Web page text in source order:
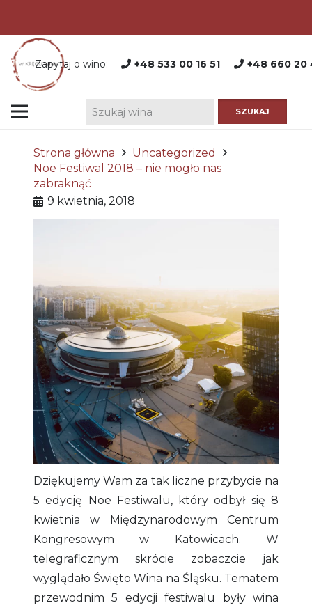
Zapytaj o wino: +48 533 00 16 51 +48 660 20
Strona główna
Uncategorized
Noe Festiwal 2018 – nie mogło nas
zabraknąć
9 kwietnia, 2018
Dziękujemy Wam za tak liczne przybycie na
5 edycję Noe Festiwalu, który odbył się 8
kwietnia w Międzynarodowym Centrum
Kongresowym w Katowicach. W
telegraficznym skrócie zobaczcie jak
wyglądało Święto Wina na Śląsku. Tematem
przewodnim 5 edycji festiwalu były wina